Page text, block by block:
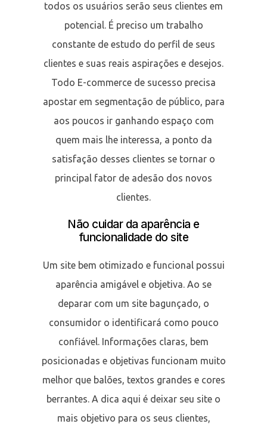
todos os usuários serão seus clientes em
potencial. É preciso um trabalho
constante de estudo do perfil de seus
clientes e suas reais aspirações e desejos.
Todo E-commerce de sucesso precisa
apostar em segmentação de público, para
aos poucos ir ganhando espaço com
quem mais lhe interessa, a ponto da
satisfação desses clientes se tornar o
principal fator de adesão dos novos
clientes.
Não cuidar da aparência e
funcionalidade do site
Um site bem otimizado e funcional possui
aparência amigável e objetiva. Ao se
deparar com um site bagunçado, o
consumidor o identificará como pouco
confiável. Informações claras, bem
posicionadas e objetivas funcionam muito
melhor que balões, textos grandes e cores
berrantes. A dica aqui é deixar seu site o
mais objetivo para os seus clientes,